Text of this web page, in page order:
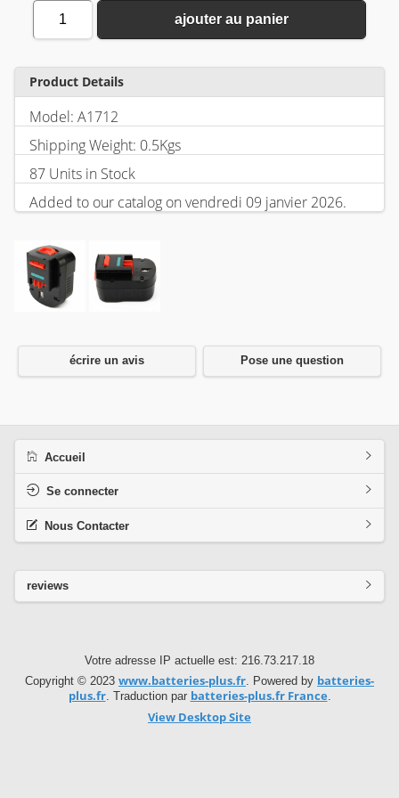
1 ajouter au panier
Product Details
Model: A1712
Shipping Weight: 0.5Kgs
87 Units in Stock
Added to our catalog on vendredi 09 janvier 2026.
écrire un avis Pose une question
Accueil
Se connecter
Nous Contacter
reviews
Votre adresse IP actuelle est: 216.73.217.18
Copyright © 2023 www.batteries-plus.fr. Powered by batteries-
plus.fr. Traduction par batteries-plus.fr France.
View Desktop Site